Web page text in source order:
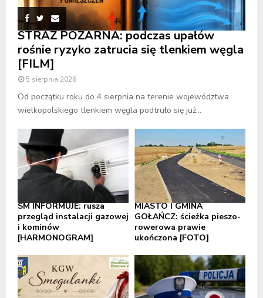
STRAŻ POŻARNA: podczas upałów
rośnie ryzyko zatrucia się tlenkiem węgla
[FILM]
5 sierpnia 2026
Od początku roku do 4 sierpnia na terenie województwa
wielkopolskiego tlenkiem węgla podtruło się już...
SM INFORMUJE: rusza
przegląd instalacji gazowej
i kominów
[HARMONOGRAM]
MIASTO I GMINA
GOŁAŃCZ: ścieżka pieszo-
rowerowa prawie
ukończona [FOTO]